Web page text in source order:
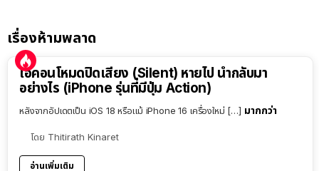
เรื่องห้ามพลาด
ไอคอนโหมดปิดเสียง (Silent) หายไป นำกลับมา
อย่างไร (iPhone รุ่นที่มีปุ่ม Action)
หลังจากอัปเดตเป็น iOS 18 หรือแม้ iPhone 16 เครื่องใหม่ […] มากกว่า
โดย Thitirath Kinaret
อ่านเพิ่มเติม